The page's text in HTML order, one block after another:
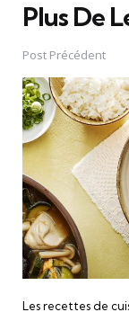
Plus De
Post
navigation
Post Précédent
Les recettes de